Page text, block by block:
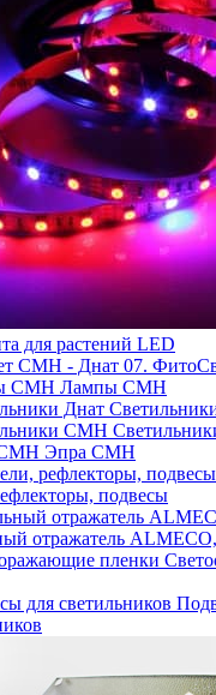
для растений LED
07.
Лампы СМН
Эпра СМН
подвесы
отражатель